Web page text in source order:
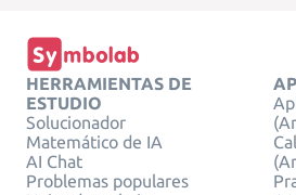
HERRAMIENTAS DE
ESTUDIO
Solucionador
Matemático de IA
AI Chat
Problemas populares